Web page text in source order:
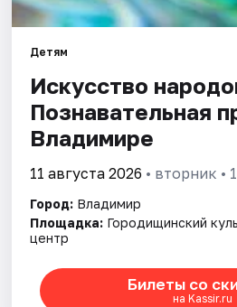
Детям
Искусство
Познавательная
Владимире
11 августа 2026 • вторник •
Город: Владимир
Площадка: Городищинский
центр
Билеты со
на Kassir.ru